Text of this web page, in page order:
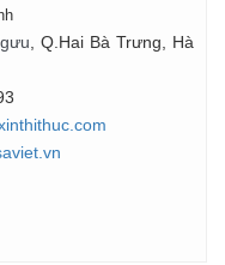
, Q.Hai Bà Trưng, Hà